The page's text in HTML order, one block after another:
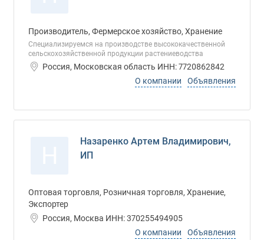
Производитель, Фермерское хозяйство, Хранение
Специализируемся на производстве высококачественной
сельскохозяйственной продукции растениеводства
Россия, Московская область ИНН: 7720862842
О компании
Объявления
Назаренко Артем Владимирович,
ИП
Оптовая торговля, Розничная торговля, Хранение,
Экспортер
Россия, Москва ИНН: 370255494905
О компании
Объявления